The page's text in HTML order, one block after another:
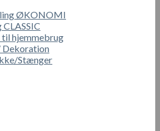
ØKONOMI
CLASSIC
hjemmebrug
Dekoration
Stænger